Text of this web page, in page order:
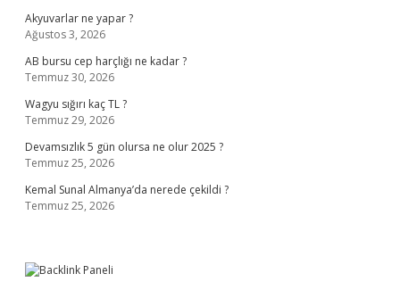
Akyuvarlar ne yapar ?
Ağustos 3, 2026
AB bursu cep harçlığı ne kadar ?
Temmuz 30, 2026
Wagyu sığırı kaç TL ?
Temmuz 29, 2026
Devamsızlık 5 gün olursa ne olur 2025 ?
Temmuz 25, 2026
Kemal Sunal Almanya’da nerede çekildi ?
Temmuz 25, 2026